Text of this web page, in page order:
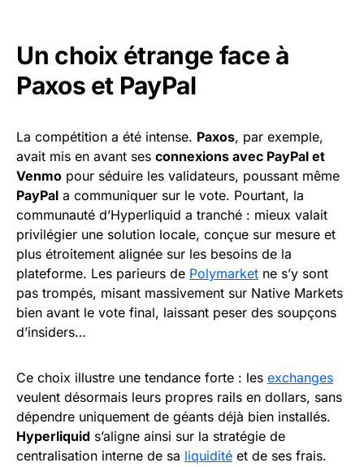
Un choix étrange face à
Paxos et PayPal
La compétition a été intense. Paxos, par exemple,
avait mis en avant ses connexions avec PayPal et
Venmo pour séduire les validateurs, poussant même
PayPal a communiquer sur le vote. Pourtant, la
communauté d’Hyperliquid a tranché : mieux valait
privilégier une solution locale, conçue sur mesure et
plus étroitement alignée sur les besoins de la
plateforme. Les parieurs de Polymarket ne s’y sont
pas trompés, misant massivement sur Native Markets
bien avant le vote final, laissant peser des soupçons
d’insiders…
Ce choix illustre une tendance forte : les exchanges
veulent désormais leurs propres rails en dollars, sans
dépendre uniquement de géants déjà bien installés.
Hyperliquid s’aligne ainsi sur la stratégie de
centralisation interne de sa liquidité et de ses frais.